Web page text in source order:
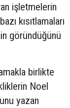
işletmelerin
kısıtlamaları
göründüğünü
birlikte
Noel
yazan